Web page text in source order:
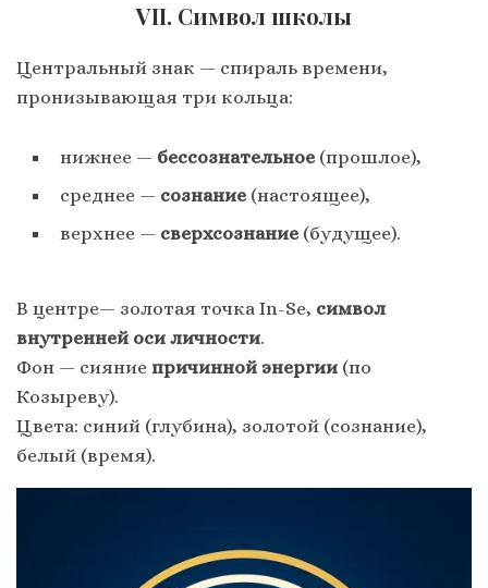
VII. Символ школы
Центральный знак — спираль времени,
пронизывающая три кольца:
нижнее — бессознательное (прошлое),
среднее — сознание (настоящее),
верхнее — сверхсознание (будущее).
В центре— золотая точка In-Se, символ
внутренней оси личности.
Фон — сияние причинной энергии (по
Козыреву).
Цвета: синий (глубина), золотой (сознание),
белый (время).